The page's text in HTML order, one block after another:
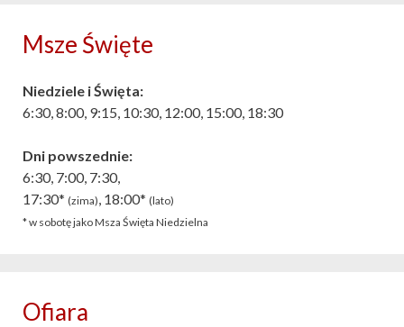
Msze Święte
Niedziele i Święta:
6:30, 8:00, 9:15, 10:30, 12:00, 15:00, 18:30
Dni powszednie:
6:30, 7:00, 7:30,
17:30* (zima) , 18:00* (lato)
* w sobotę jako Msza Święta Niedzielna
Ofiara